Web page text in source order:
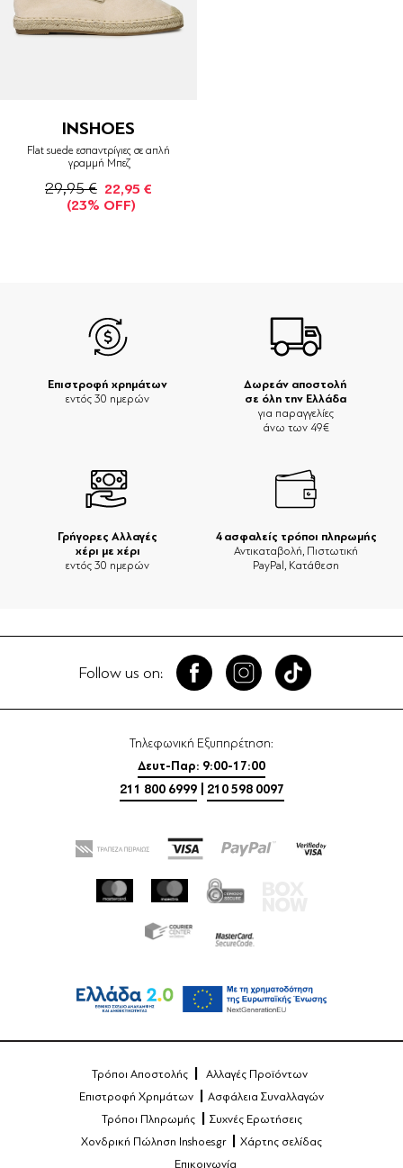
INSHOES
Flat suede εσπαντρίγιες σε απλή
γραμμή Μπεζ
29,95 € 22,95 €
(23% OFF)
Δωρεάν αποστολή
σε όλη την Ελλάδα
για παραγγελίες
άνω των 49€
Επιστροφή χρημάτων
εντός 30 ημερών
Γρήγορες Αλλαγές
χέρι με χέρι
εντός 30 ημερών
4 ασφαλείς τρόποι πληρωμής
Αντικαταβολή, Πιστωτική
PayPal, Κατάθεση
Follow us on:
Τηλεφωνική Εξυπηρέτηση:
Δευτ-Παρ: 9:00-17:00
211 800 6999
210 598 0097
Τρόποι Αποστολής
Αλλαγές Προϊόντων
Επιστροφή Χρημάτων
Ασφάλεια Συναλλαγών
Τρόποι Πληρωμής
Συχνές Ερωτήσεις
Χονδρική Πώληση Inshoes.gr
Χάρτης σελίδας
Επικοινωνία